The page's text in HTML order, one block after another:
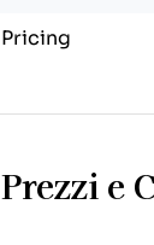
Pricing
Prezzi e